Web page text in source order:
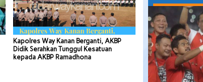
Kapolres Way Kanan Berganti, AKBP
Didik Serahkan Tunggul Kesatuan
kepada AKBP Ramadhona